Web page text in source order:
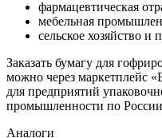
фармацевтическая
мебельная
сельское хозяйство
Заказать бумагу для
можно через маркетплейс
для предприятий
промышленности по
Аналоги